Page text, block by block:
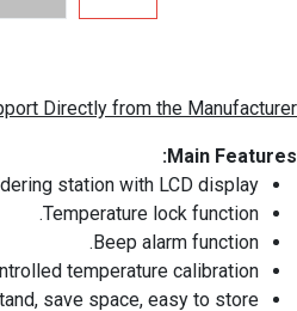
Directly from the Manufacturer
Main Features:
station with LCD display.
Temperature lock function.
Beep alarm function.
temperature calibration.
save space, easy to store.